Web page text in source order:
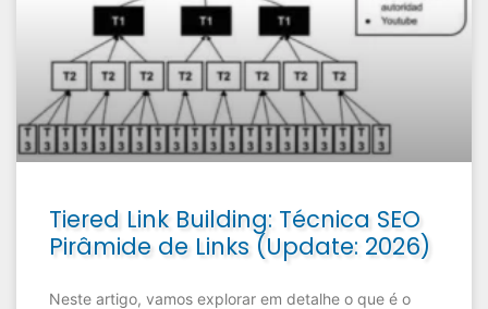
Tiered Link Building: Técnica SEO
Pirâmide de Links (Update: 2026)
Neste artigo, vamos explorar em detalhe o que é o